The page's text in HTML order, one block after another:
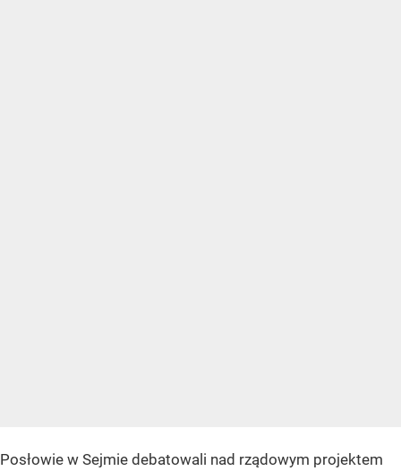
Posłowie w Sejmie debatowali nad rządowym projektem